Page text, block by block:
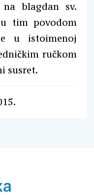
blagdan sv.
tim povodom
u istoimenoj
ručkom
susret.